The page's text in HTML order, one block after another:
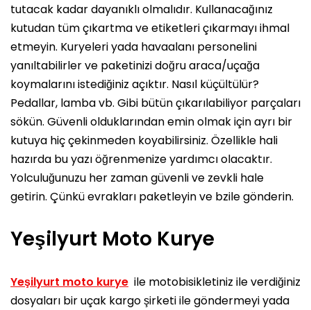
tutacak kadar dayanıklı olmalıdır. Kullanacağınız
kutudan tüm çıkartma ve etiketleri çıkarmayı ihmal
etmeyin. Kuryeleri yada havaalanı personelini
yanıltabilirler ve paketinizi doğru araca/uçağa
koymalarını istediğiniz açıktır. Nasıl küçültülür?
Pedallar, lamba vb. Gibi bütün çıkarılabiliyor parçaları
sökün. Güvenli olduklarından emin olmak için ayrı bir
kutuya hiç çekinmeden koyabilirsiniz. Özellikle hali
hazırda bu yazı öğrenmenize yardımcı olacaktır.
Yolculuğunuzu her zaman güvenli ve zevkli hale
getirin. Çünkü evrakları paketleyin ve bzile gönderin.
Yeşilyurt Moto Kurye
Yeşilyurt moto kurye ile motobisikletiniz ile verdiğiniz
dosyaları bir uçak kargo şirketi ile göndermeyi yada